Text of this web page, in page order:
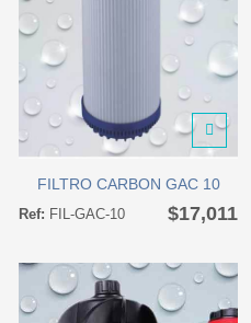
FILTRO CARBON GAC 10
Ref: FIL-GAC-10 $17,011